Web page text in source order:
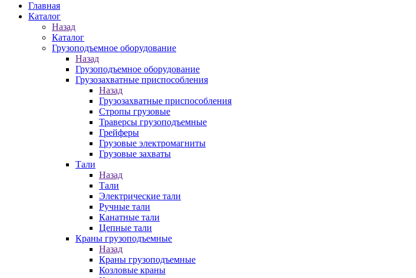
Главная
Каталог
Назад
Каталог
Грузоподъемное оборудование
Назад
Грузоподъемное оборудование
Грузозахватные приспособления
Назад
Грузозахватные приспособления
Стропы грузовые
Траверсы грузоподъемные
Грейферы
Грузовые электромагниты
Грузовые захваты
Тали
Назад
Тали
Электрические тали
Ручные тали
Канатные тали
Цепные тали
Краны грузоподъемные
Назад
Краны грузоподъемные
Козловые краны